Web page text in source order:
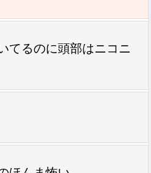
てるのに頭部はニコニ